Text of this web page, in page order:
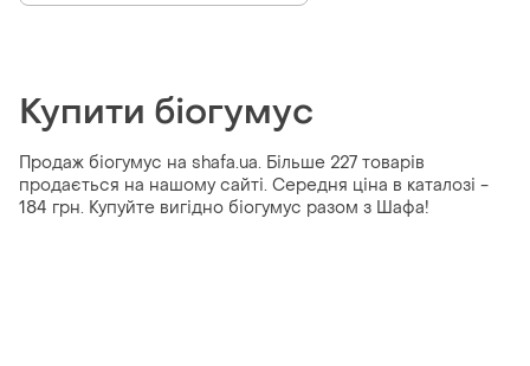
Купити біогумус
Продаж біогумус на shafa.ua. Більше 227 товарів
продається на нашому сайті. Середня ціна в каталозі -
184 грн. Купуйте вигідно біогумус разом з Шафа!